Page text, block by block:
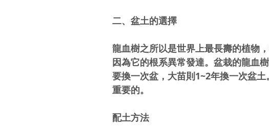
二、盆土的選擇
龍血樹之所以是世界上最長壽的植物
因為它的根系異常發達。盆栽的龍血
要換一次盆，大苗則1~2年換一次盆
重要的。
配土方法